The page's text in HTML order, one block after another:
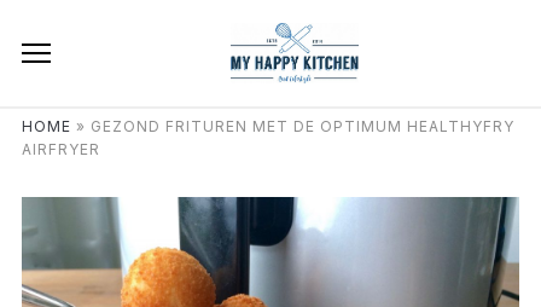
HOME » GEZOND FRITUREN MET DE OPTIMUM HEALTHYFRY
AIRFRYER